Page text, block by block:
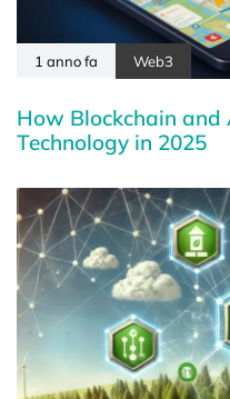
1 anno fa Web3
How Blockchain
Technology in 2025